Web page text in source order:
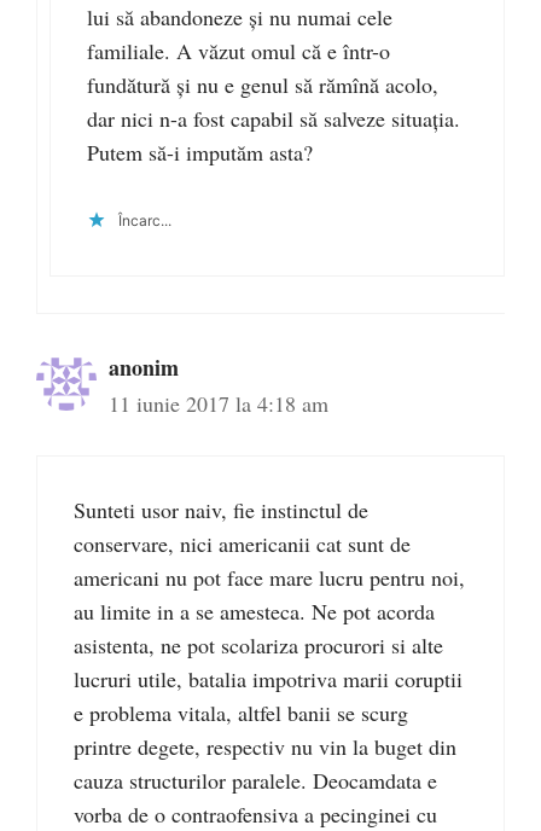
lui să abandoneze și nu numai cele
familiale. A văzut omul că e într-o
fundătură și nu e genul să rămînă acolo,
dar nici n-a fost capabil să salveze situația.
Putem să-i imputăm asta?
Încarc...
anonim
11 iunie 2017 la 4:18 am
Sunteti usor naiv, fie instinctul de
conservare, nici americanii cat sunt de
americani nu pot face mare lucru pentru noi,
au limite in a se amesteca. Ne pot acorda
asistenta, ne pot scolariza procurori si alte
lucruri utile, batalia impotriva marii coruptii
e problema vitala, altfel banii se scurg
printre degete, respectiv nu vin la buget din
cauza structurilor paralele. Deocamdata e
vorba de o contraofensiva a pecinginei cu